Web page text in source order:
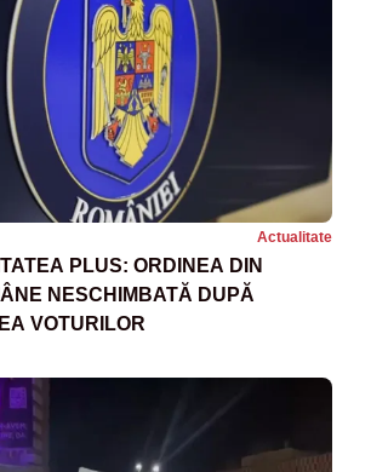
Actualitate
PLUS: ORDINEA DIN
NESCHIMBATĂ DUPĂ
VOTURILOR